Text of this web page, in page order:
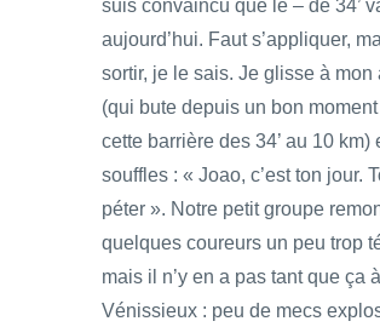
suis convaincu que le – de 34’
aujourd’hui. Faut s’appliquer,
sortir, je le sais. Je glisse à mon
(qui bute depuis un bon
cette barrière des 34’ au 10 km)
souffles : « Joao, c’est ton jour.
péter ». Notre petit groupe
quelques coureurs un peu trop
mais il n’y en a pas tant que ça à
Vénissieux : peu de mecs